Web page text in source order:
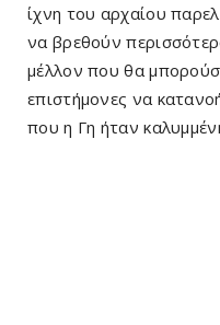
ίχνη του αρχαίου
να βρεθούν
μέλλον που θα
επιστήμονες να
που η Γη ήταν